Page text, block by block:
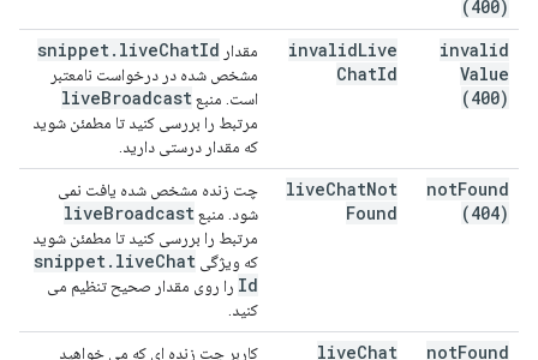
(400)
invalid
Value
(400)
invalidLive
ChatId
مقدار snippet. liveChatId
مشخص شده در درخواست نامعتبر
است. منبع
liveBroadcast
مرتبط را بررسی کنید تا مطمئن شوید
که مقدار درستی دارید.
notFound
(404)
liveChatNot
Found
چت زنده مشخص شده یافت نمی
شود. منبع
liveBroadcast
مرتبط را بررسی کنید تا مطمئن شوید
که ویژگی
snippet. liveChat
Id را روی مقدار صحیح تنظیم می
کنید.
notFound
liveChat
کاربر چت زنده ای که می خواهید